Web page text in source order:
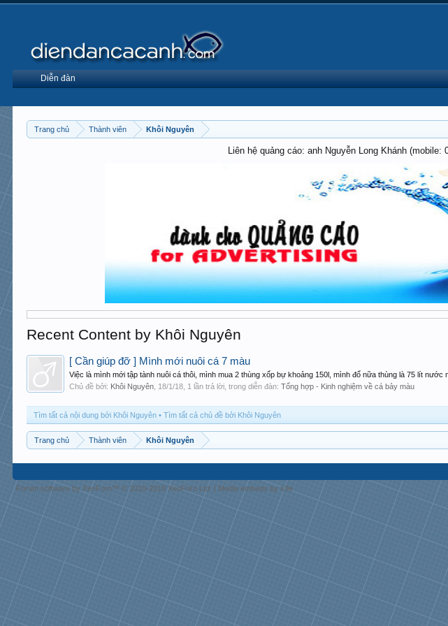
Trang chủ Thành viên Khôi Nguyên
Liên hệ quảng cáo: anh Nguyễn Long Khánh
Recent Content by Khôi Nguyên
[ Cần giúp đỡ ] Mình mới nuôi cá 7 màu
Việc là mình mới tập tành nuôi cá thôi, mình mua 2 thùng xốp bự khoảng 150l, mình đổ nữa thùng là 75 lít nước
Chủ đề bởi: Khôi Nguyên 18/1/18 , 1 lần trả lời, trong diễn đàn:Tổng hợp - Kinh nghiệm về cá bảy màu
Tìm tất cả nội dung bởi Khôi Nguyên Tìm tất cả chủ đề bởi Khôi Nguyên
Trang chủ Thành viên Khôi Nguyên
Diễn đàn
Forum software by XenForo™© 2010-2018 XenForo Ltd. | Media embeds by s9e